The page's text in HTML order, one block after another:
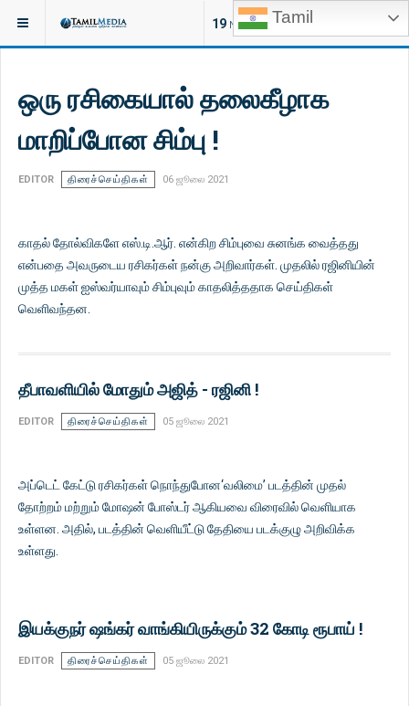
Tamil
19 NEW ARTICLES
இருக்குமிடம்: சினிமா
ஒரு ரசிகையால் தலைகீழாக
மாறிப்போன சிம்பு !
EDITOR திரைச்செய்திகள் 06 ஜூலை 2021
காதல் தோல்விகளே எஸ்.டி.ஆர். என்கிற சிம்புவை சுனங்க வைத்தது
என்பதை அவருடைய ரசிகர்கள் நன்கு அறிவார்கள். முதலில் ரஜினியின்
முத்த மகள் ஐஸ்வர்யாவும் சிம்புவும் காதலித்ததாக செய்திகள்
வெளிவந்தன.
தீபாவளியில் மோதும் அஜித் - ரஜினி !
EDITOR திரைச்செய்திகள் 05 ஜூலை 2021
அப்டெட் கேட்டு ரசிகர்கள் நொந்துபோன‘வலிமை’ படத்தின் முதல்
தோற்றம் மற்றும் மோஷன் போஸ்டர் ஆகியவை விரைவில் வெளியாக
உள்ளன. அதில், படத்தின் வெளியீட்டு தேதியை படக்குழு அறிவிக்க
உள்ளது.
இயக்குநர் ஷங்கர் வாங்கியிருக்கும் 32 கோடி ரூபாய் !
EDITOR திரைச்செய்திகள் 05 ஜூலை 2021